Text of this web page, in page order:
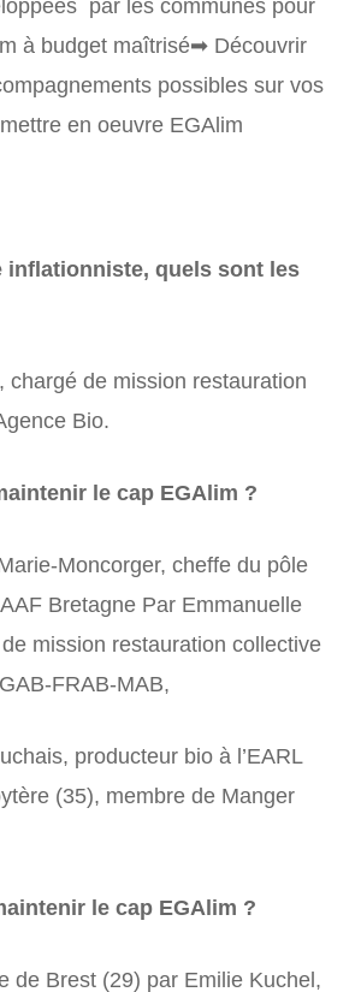
par les communes pour
à budget maîtrisé➡ Découvrir
possibles sur vos
en oeuvre EGAlim
inflationniste, quels sont les
chargé de mission restauration
Bio.
le cap EGAlim ?
Moncorger, cheffe du pôle
Bretagne Par Emmanuelle
mission restauration collective
FRAB-MAB,
producteur bio à l’EARL
(35), membre de Manger
le cap EGAlim ?
de Brest (29) par Emilie Kuchel,